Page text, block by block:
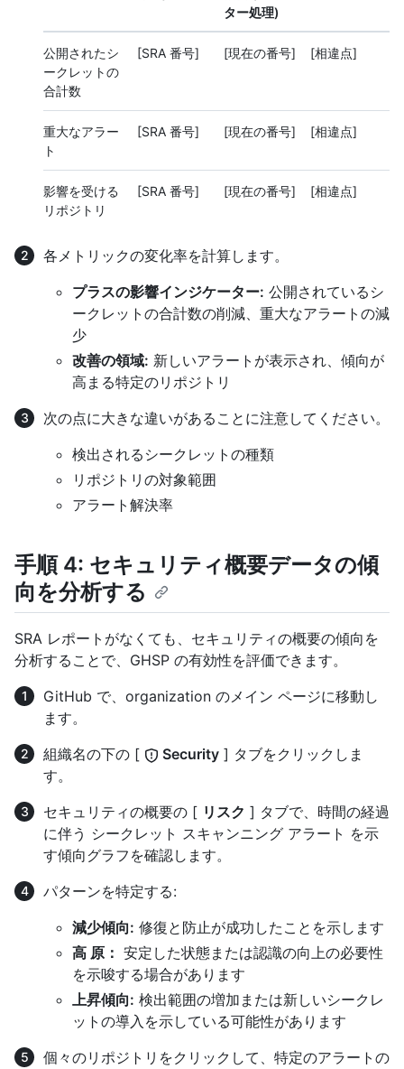
ター処理)
公開されたシ
ークレットの
合計数
[SRA 番号] [現在の番号] [相違点]
重大なアラー
ト
[SRA 番号] [現在の番号] [相違点]
影響を受ける
リポジトリ
[SRA 番号] [現在の番号] [相違点]
各メトリックの変化率を計算します。
プラスの影響インジケーター: 公開されているシ
ークレットの合計数の削減、重大なアラートの減
少
改善の領域: 新しいアラートが表示され、傾向が
高まる特定のリポジトリ
次の点に大きな違いがあることに注意してください。
検出されるシークレットの種類
リポジトリの対象範囲
アラート解決率
手順 4: セキュリティ概要データの傾
向を分析する
SRA レポートがなくても、セキュリティの概要の傾向を
分析することで、GHSP の有効性を評価できます。
GitHub で、organization のメイン ページに移動し
ます。
組織名の下の [
Security ] タブをクリックしま
す。
セキュリティの概要の [ リスク ] タブで、時間の経過
に伴う シークレット スキャンニング アラート を示
す傾向グラフを確認します。
パターンを特定する:
減少傾向: 修復と防止が成功したことを示します
高 原： 安定した状態または認識の向上の必要性
を示唆する場合があります
上昇傾向: 検出範囲の増加または新しいシークレ
ットの導入を示している可能性があります
個々のリポジトリをクリックして、特定のアラートの